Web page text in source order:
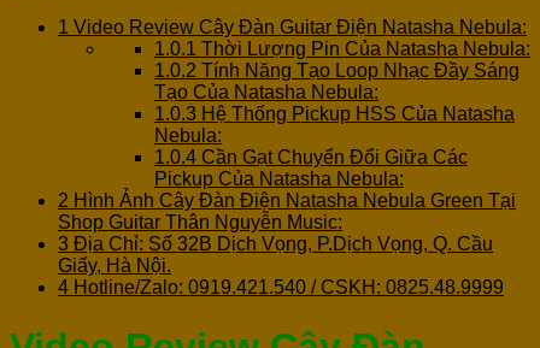
1 Video Review Cây Đàn Guitar Điện Natasha Nebula:
1.0.1 Thời Lượng Pin Của Natasha Nebula:
1.0.2 Tính Năng Tạo Loop Nhạc Đầy Sáng
Tạo Của Natasha Nebula:
1.0.3 Hệ Thống Pickup HSS Của Natasha
Nebula:
1.0.4 Cần Gạt Chuyển Đổi Giữa Các
Pickup Của Natasha Nebula:
2 Hình Ảnh Cây Đàn Điện Natasha Nebula Green Tại
Shop Guitar Thân Nguyễn Music:
3 Địa Chỉ: Số 32B Dịch Vọng, P.Dịch Vọng, Q. Cầu
Giấy, Hà Nội.
4 Hotline/Zalo: 0919.421.540 / CSKH: 0825.48.9999